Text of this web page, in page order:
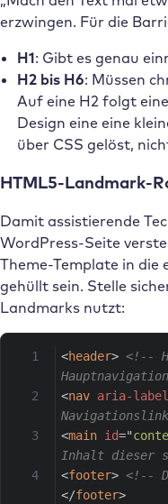
erzwingen. Für die
H1: Gibt es genau
H2 bis H6: Müssen
Auf eine H2 folgt
Design eine eine
über CSS gelöst,
HTML5-Landmark-
Damit assistierende
WordPress-Seite
Theme-Template in die
gehüllt sein. Stelle
Landmarks nutzt:
<header> <!--
<nav aria-
<main id="
Inhalt dieser
<footer> <!--
</footer>